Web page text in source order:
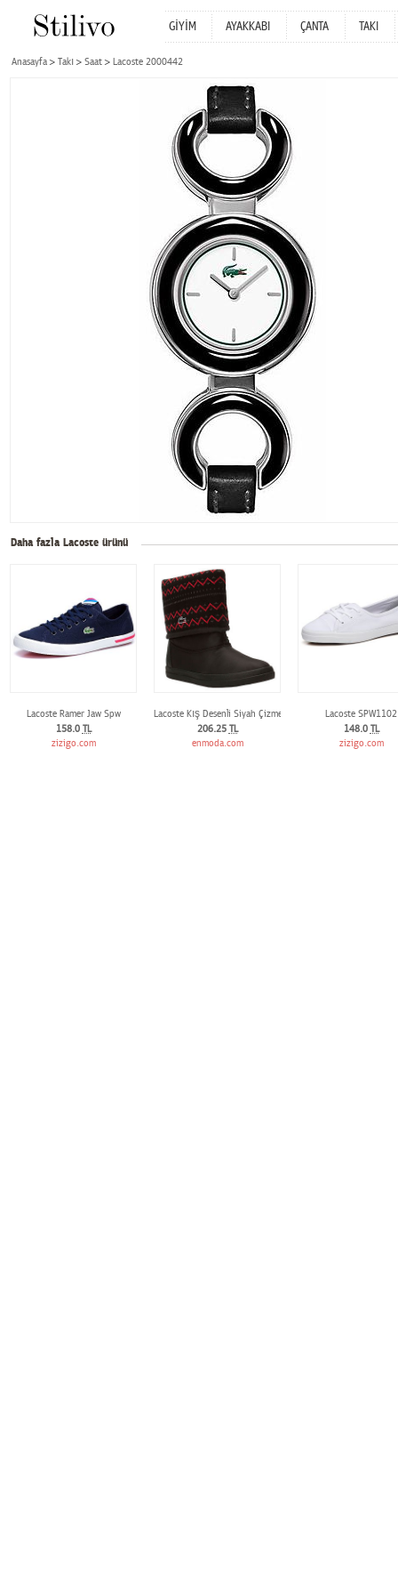
GİYİM AYAKKABI ÇANTA TAKI
Anasayfa Takı Saat Lacoste 2000442
Daha fazla Lacoste ürünü
Lacoste Ramer Jaw Spw
158.0 TL
zizigo.com
Lacoste Kış Desenli Siyah Çizme
206.25 TL
enmoda.com
Lacoste SPW1102
148.0 TL
zizigo.com